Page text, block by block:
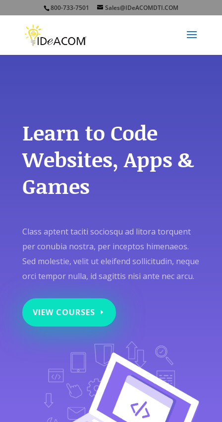
800-733-7501 Sales@IDeACOMDTI.COM
Learn to Code
Websites, Apps &
Games
Class aptent taciti sociosqu ad litora torquent
per conubia nostra, per inceptos himenaeos.
Sed molestie, velit ut eleifend sollicitudin, neque
orci tempor nulla, id sagittis nisi ante nec arcu.
VIEW COURSES